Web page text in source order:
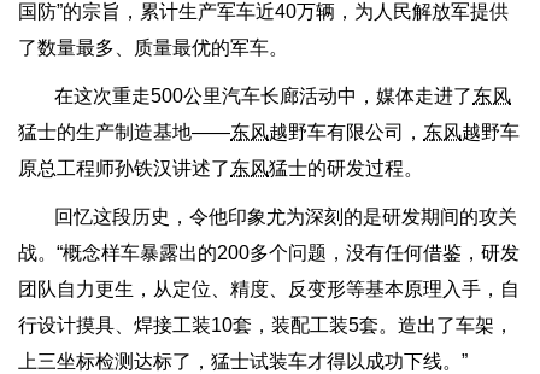
国防”的宗旨，累计生产军车近40万辆，为人民解放军提供
了数量最多、质量最优的军车。
在这次重走500公里汽车长廊活动中，媒体走进了东风
猛士的生产制造基地——东风越野车有限公司， 东风越野车
原总工程师孙铁汉讲述了东风猛士的研发过程。
回忆这段历史，令他印象尤为深刻的是研发期间的攻关
战。“概念样车暴露出的200多个问题，没有任何借鉴，研发
团队自力更生，从定位、精度、反变形等基本原理入手，自
行设计摸具、焊接工装10套，装配工装5套。造出了车架，
上三坐标检测达标了，猛士试装车才得以成功下线。”